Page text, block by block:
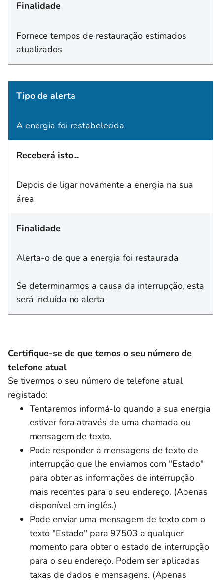
Finalidade
Fornece tempos de restauração estimados
atualizados
Tipo de alerta
A energia foi restabelecida
Receberá isto...
Depois de ligar novamente a energia na sua
área
Finalidade
Alerta-o de que a energia foi restaurada
Se determinarmos a causa da interrupção, esta
será incluída no alerta
Certifique-se de que temos o seu número de
telefone atual
Se tivermos o seu número de telefone atual
registado:
Tentaremos informá-lo quando a sua energia
estiver fora através de uma chamada ou
mensagem de texto.
Pode responder a mensagens de texto de
interrupção que lhe enviamos com "Estado"
para obter as informações de interrupção
mais recentes para o seu endereço. (Apenas
disponível em inglês.)
Pode enviar uma mensagem de texto com o
texto "Estado" para 97503 a qualquer
momento para obter o estado de interrupção
para o seu endereço. Podem ser aplicadas
taxas de dados e mensagens. (Apenas